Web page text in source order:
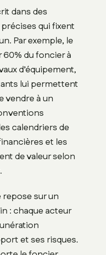
dans des
qui fixent
Par exemple, le
du foncier à
d’équipement,
lui permettent
vendre à un
calendriers de
et les
de valeur selon
repose sur un
: chaque acteur
et ses risques.